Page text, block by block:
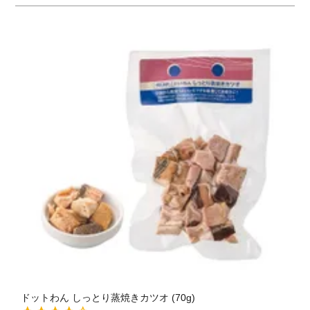
ドットわん しっとり蒸焼きカツオ (70g)